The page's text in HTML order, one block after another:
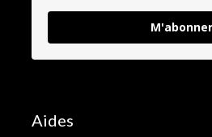
M'abonner
Aides